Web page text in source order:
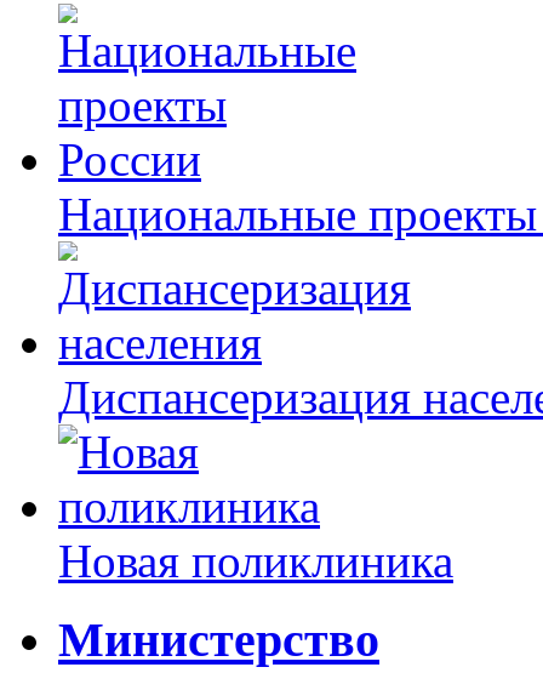
Национальные
Диспансеризация
Новая поликлиника
Министерство